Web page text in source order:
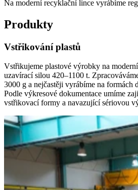
Na moderní recyklační lince vyrábíme
Produkty
Vstřikování plastů
Vstřikujeme plastové výrobky na
uzavírací silou 420–1100 t.
3000 g a nejčastěji vyrábíme na formách
Podle výkresové dokumentace umíme
vstřikovací formy a navazující sériovou